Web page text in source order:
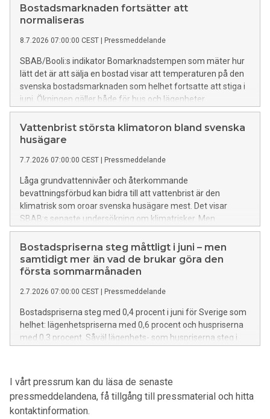
Bostadsmarknaden fortsätter att
normaliseras
8.7.2026 07:00:00 CEST | Pressmeddelande
SBAB/Booli:s indikator Bomarknadstempen som mäter hur
lätt det är att sälja en bostad visar att temperaturen på den
svenska bostadsmarknaden som helhet fortsatte att stiga i
juni. Ökningen gäller både för hus och lägenheter.
Husmarknaden har nästan uppnått normal temperatur
medan lägenhetsmarknaden har mer att hämta igen.
Vattenbrist största klimatoron bland svenska
husägare
7.7.2026 07:00:00 CEST | Pressmeddelande
Låga grundvattennivåer och återkommande
bevattningsförbud kan bidra till att vattenbrist är den
klimatrisk som oroar svenska husägare mest. Det visar
SBAB:s senaste undersökning om klimatrisker. Men
vattenbrist påverkar inte bara hushållens vattenförsörjning
utan även bostaden. Torka kan göra att marken krymper
vilket kan ge sättningar i husgrunden och sprickor i fasader.
Bostadspriserna steg måttligt i juni – men
samtidigt mer än vad de brukar göra den
första sommarmånaden
2.7.2026 07:00:00 CEST | Pressmeddelande
Bostadspriserna steg med 0,4 procent i juni för Sverige som
helhet: lägenhetspriserna med 0,6 procent och huspriserna
med 0,3 procent. Såväl lägenhets- som huspriserna steg i
en junimånad. Detta visar SBAB Booli Housing Price Index
(HPI).
I vårt pressrum kan du läsa de senaste
pressmeddelandena, få tillgång till pressmaterial och hitta
kontaktinformation.